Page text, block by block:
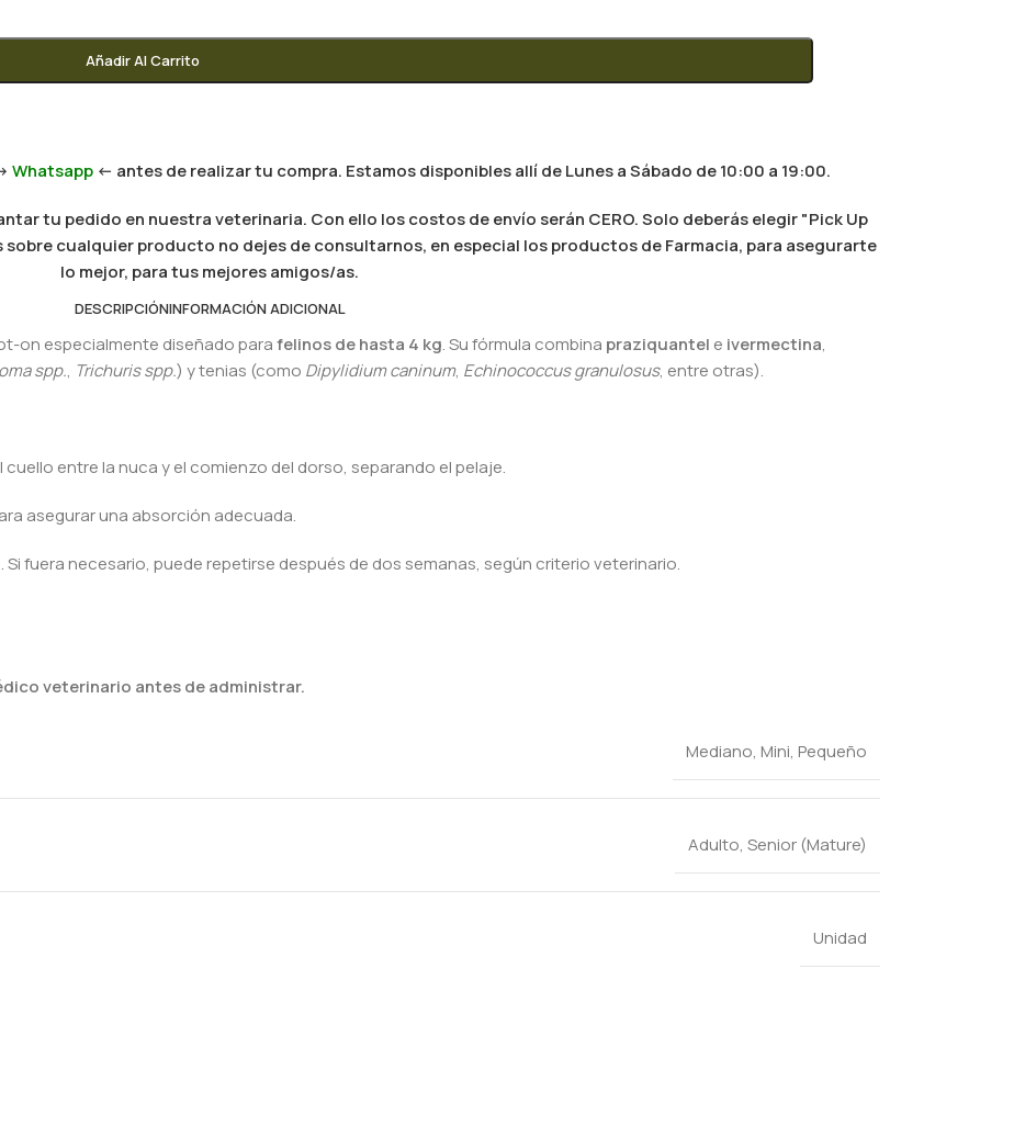
Añadir Al Carrito
Whatsapp <- antes de realizar tu compra. Estamos disponibles allí de Lunes a Sábado de 10:00 a 19:00.
tu pedido en nuestra veterinaria. Con ello los costos de envío serán CERO. Solo deberás elegir "Pick Up
sobre cualquier producto no dejes de consultarnos, en especial los productos de Farmacia, para asegurarte
lo mejor, para tus mejores amigos/as.
DESCRIPCIÓNINFORMACIÓN ADICIONAL
on especialmente diseñado parafelinos de hasta 4 kg. Su fórmula combina praziquantel e ivermectina,
spp., Trichuris spp.) y tenias (como Dipylidium caninum, Echinococcus granulosus, entre otras).
entre la nuca y el comienzo del dorso, separando el pelaje.
asegurar una absorción adecuada.
fuera necesario, puede repetirse después de dos semanas, según criterio veterinario.
veterinario antes de administrar.
Mediano, Mini, Pequeño
Adulto, Senior (Mature)
Unidad